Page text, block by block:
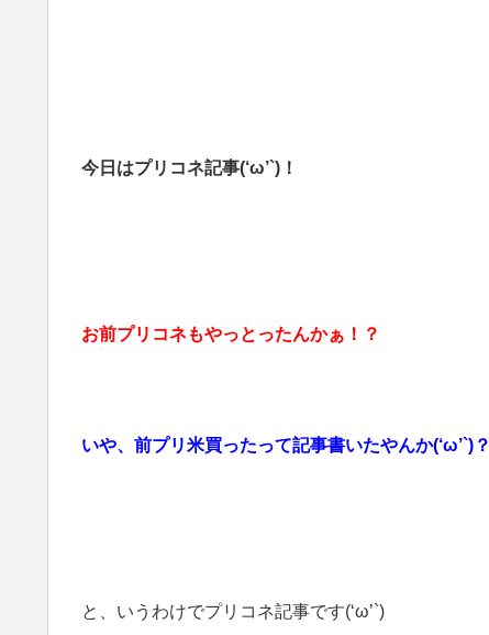
今日はプリコネ記事(‘ω’`)！
お前プリコネもやっとったんかぁ！？
いや、前プリ米買ったって記事書いたやんか(‘ω’`)？
と、いうわけでプリコネ記事です(‘ω’`)